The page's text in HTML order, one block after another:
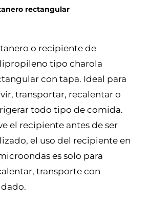
rectangular
o recipiente de
tipo charola
con tapa. Ideal para
transportar, recalentar o
todo tipo de comida.
el recipiente antes de ser
el uso del recipiente en
es solo para
transporte con